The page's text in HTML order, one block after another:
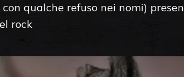
qualche refuso nei nomi)
rock